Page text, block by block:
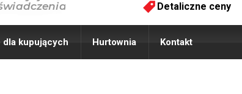
Detaliczne ceny
kupujących Hurtownia Kontakt